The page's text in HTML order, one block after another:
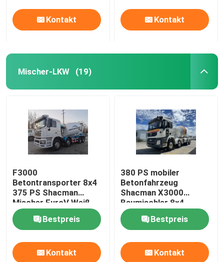
Kontakt Kontakt
Mischer-LKW (19)
F3000
Betontransporter 8x4
375 PS Shacman
Mischer EuroV Weiß
Bestpreis
Kontakt
380 PS mobiler
Betonfahrzeug
Shacman X3000
Baumischler 8x4
Eurooii
Bestpreis
Kontakt